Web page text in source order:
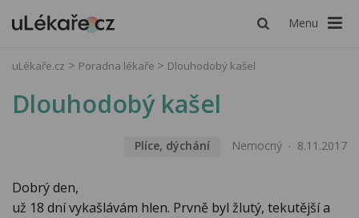
Menu
uLékaře.cz Poradna lékaře Dlouhodobý kašel
Dlouhodobý kašel
Plíce, dýchání Nemocný 8.11.2017
Dobrý den,
už 18 dní vykašlávám hlen. Prvně byl žlutý, tekutější a